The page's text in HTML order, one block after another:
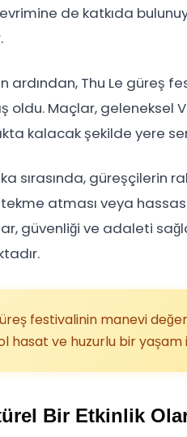
de katkıda
ardından, Thu Le güreş
oldu. Maçlar, geleneksel
kalacak şekilde yere
sırasında, güreşçilerin
atması veya
güvenliği ve adaleti
festivalinin manevi
hasat ve huzurlu bir yaşam
Bir Etkinlik